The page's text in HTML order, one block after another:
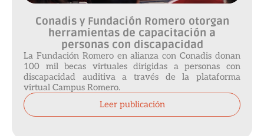
Conadis y Fundación Romero otorgan
herramientas de capacitación a
personas con discapacidad
La Fundación Romero en alianza con Conadis donan
100 mil becas virtuales dirigidas a personas con
discapacidad auditiva a través de la plataforma
virtual Campus Romero.
Leer publicación